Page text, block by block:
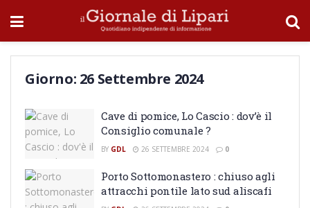
Giorno: 26 Settembre 2024
Cave di pomice, Lo Cascio : dov’è il
Consiglio comunale ?
BY GDL 26 SETTEMBRE 2024 0
Porto Sottomonastero : chiuso agli
attracchi pontile lato sud aliscafi